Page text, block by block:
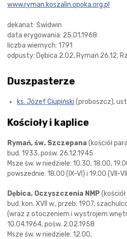
www.ryman.koszalin.opoka.org.pl
dekanat: Świdwin
data erygowania: 25.01.1968
liczba wiernych: 1791
odpusty: Dębica 2.02, Rymań 26.12,
Duszpasterze
ks. Józef Ciupiński (proboszcz),
Kościoły i kaplice
Rymań, św. Szczepana (kościół
bud. 1933, pośw. 26.12.1945
Msze św. w niedziele: 10.30, 18.00,
powszednie: 18.00 (IX-VI) i 19.00 (VII-
Dębica, Oczyszczenia NMP
bud. kon. XVII w., przeb. 1907,
(wraz z otoczeniem i wystrojem
10.04.1964, pośw. 2.02.1958
Msze św. w niedziele: 12.00,